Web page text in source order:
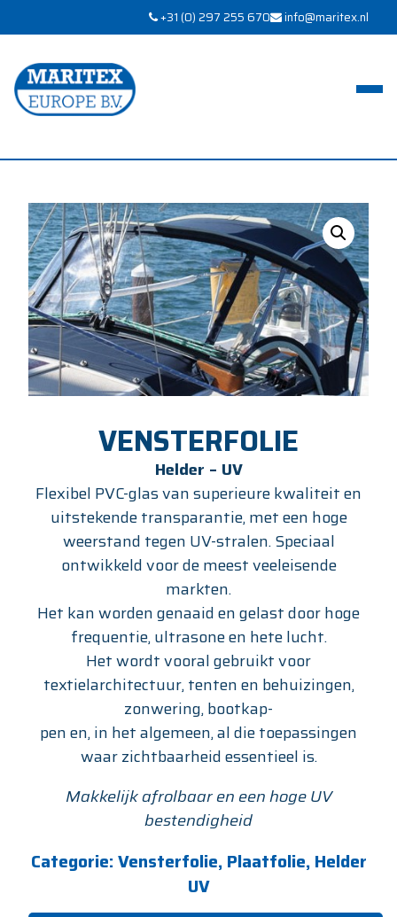
+31 (0) 297 255 670 info@maritex.nl
VENSTERFOLIE
Helder – UV
Flexibel PVC-glas van superieure kwaliteit en
uitstekende transparantie, met een hoge
weerstand tegen UV-stralen. Speciaal
ontwikkeld voor de meest veeleisende
markten.
Het kan worden genaaid en gelast door hoge
frequentie, ultrasone en hete lucht.
Het wordt vooral gebruikt voor
textielarchitectuur, tenten en behuizingen,
zonwering, bootkap-
pen en, in het algemeen, al die toepassingen
waar zichtbaarheid essentieel is.
Makkelijk afrolbaar en een hoge UV
bestendigheid
Categorie:Vensterfolie, Plaatfolie, Helder
UV